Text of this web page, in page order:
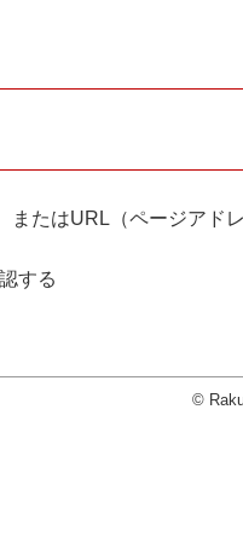
たはURL（ページアド
する
©